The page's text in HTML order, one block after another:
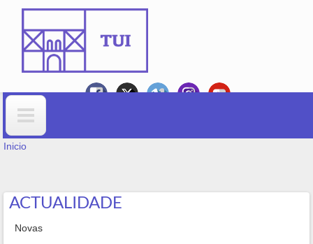
Formulario de búsqueda
USTED ESTÁ AQUÍ
Inicio
ACTUALIDADE
Novas